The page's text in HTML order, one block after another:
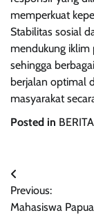
memperkuat
Stabilitas sosial
mendukung iklim
sehingga
berjalan optimal
masyarakat
Posted in
Post
navigation
Previous:
Mahasiswa